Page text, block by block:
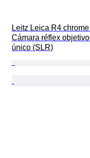
Leitz Leica R4 chrome
Cámara réflex objetivo
único (SLR)